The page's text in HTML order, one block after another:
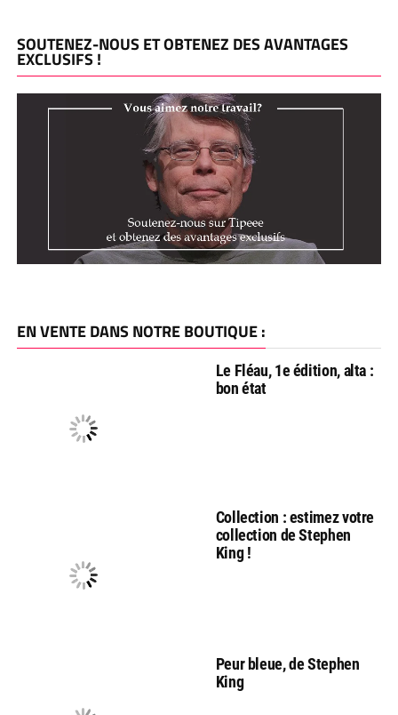
SOUTENEZ-NOUS ET OBTENEZ DES AVANTAGES
EXCLUSIFS !
EN VENTE DANS NOTRE BOUTIQUE :
Le Fléau, 1e édition, alta :
bon état
Collection : estimez votre
collection de Stephen
King !
Peur bleue, de Stephen
King